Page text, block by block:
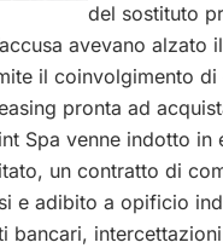
del sostituto
avevano
il coinvolgimento
pronta ad
Spa venne indotto
un contratto di
e adibito a opificio
bancari,